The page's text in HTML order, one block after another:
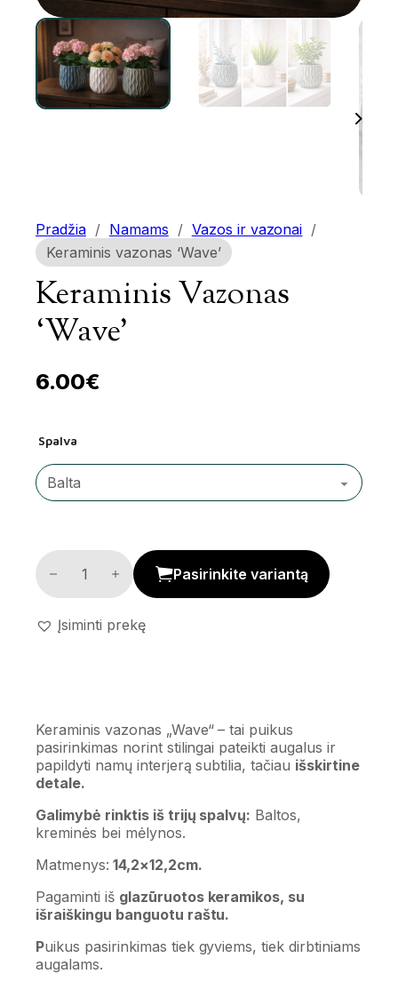
Pradžia / Namams / Vazos ir vazonai /
Keraminis vazonas ‘Wave’
Keraminis Vazonas
‘Wave’
6.00€
Spalva
Keraminis vazonas 'Wave' kiekis
Pasirinkite variantą
Įsiminti prekę
Keraminis vazonas „Wave“ – tai puikus
pasirinkimas norint stilingai pateikti augalus ir
papildyti namų interjerą subtilia, tačiau išskirtine
detale.
Galimybė rinktis iš trijų spalvų: Baltos,
kreminės bei mėlynos.
Matmenys: 14,2×12,2cm.
Pagaminti iš glazūruotos keramikos, su
išraiškingu banguotu raštu.
Puikus pasirinkimas tiek gyviems, tiek dirbtiniams
augalams.